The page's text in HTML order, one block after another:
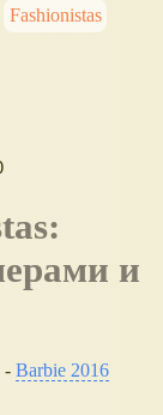
Fashionistas
и
- Barbie 2016